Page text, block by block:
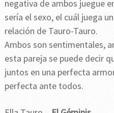
negativa de ambos juegue
sería el sexo, el cuál juega
relación de Tauro-Tauro.
Ambos son sentimentales,
esta pareja se puede decir
juntos en una perfecta
perfecta ante todos.